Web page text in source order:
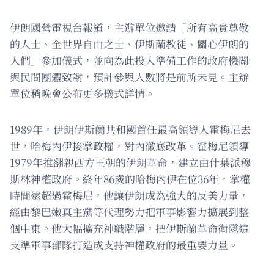
伊朗國營電視台報道，主辦單位邀請「所有高貴尊敬
的人士、全世界自由之士、伊斯蘭教徒、關心伊朗的
人們」參加儀式，並向為此投入準備工作的政府機關
與民間團體致謝，預計參與人數將是前所未見。主辦
單位稍晚會公布更多儀式詳情。
1989年，伊朗伊斯蘭共和國首任最高領導人霍梅尼去
世，哈梅內伊接掌政權，對內徹底改革。霍梅尼領導
1979年推翻親西方王朝的伊朗革命，建立由什葉派穆
斯林神權政府。終年86歲的哈梅內伊在位36年，掌權
時間遠超過霍梅尼，他讓伊朗成為強大的反美力量，
經由黎巴嫩真主黨等代理勢力把軍事影響力擴展到整
個中東。他大幅擴充神職階層，把伊斯蘭革命衛隊這
支準軍事部隊打造成支持神權政府的最重要力量。